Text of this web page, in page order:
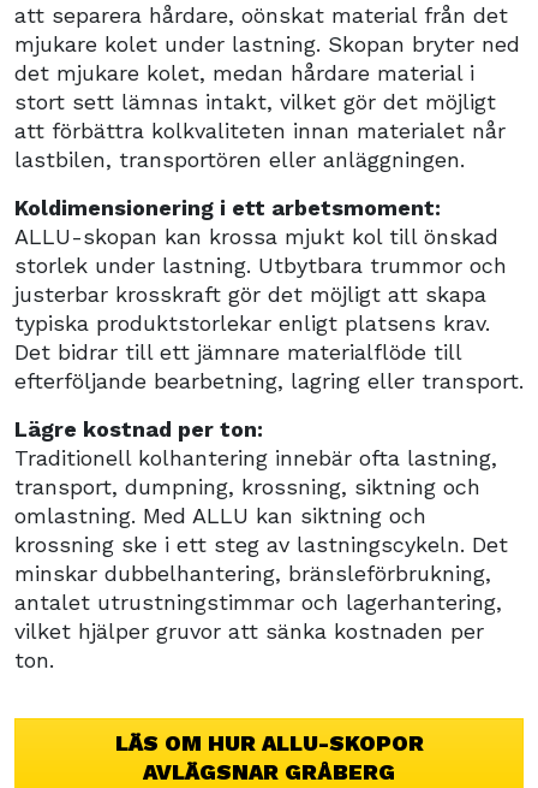
att separera hårdare, oönskat material från det
mjukare kolet under lastning. Skopan bryter ned
det mjukare kolet, medan hårdare material i
stort sett lämnas intakt, vilket gör det möjligt
att förbättra kolkvaliteten innan materialet når
lastbilen, transportören eller anläggningen.
Koldimensionering i ett arbetsmoment:
ALLU-skopan kan krossa mjukt kol till önskad
storlek under lastning. Utbytbara trummor och
justerbar krosskraft gör det möjligt att skapa
typiska produktstorlekar enligt platsens krav.
Det bidrar till ett jämnare materialflöde till
efterföljande bearbetning, lagring eller transport.
Lägre kostnad per ton:
Traditionell kolhantering innebär ofta lastning,
transport, dumpning, krossning, siktning och
omlastning. Med ALLU kan siktning och
krossning ske i ett steg av lastningscykeln. Det
minskar dubbelhantering, bränsleförbrukning,
antalet utrustningstimmar och lagerhantering,
vilket hjälper gruvor att sänka kostnaden per
ton.
LÄS OM HUR ALLU-SKOPOR
AVLÄGSNAR GRÅBERG